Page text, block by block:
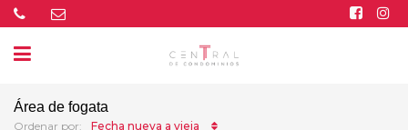
Área de fogata
Ordenar por: Fecha nueva a vieja